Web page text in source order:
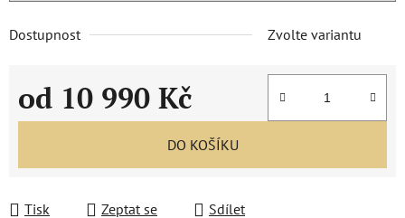
Dostupnost Zvolte variantu
od 10 990 Kč
Měrná cena:
DO KOŠÍKU
Tisk Zeptat se Sdílet